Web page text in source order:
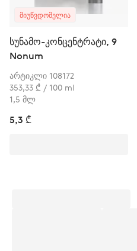
ᲛᲘᲣᲬᲕᲓᲝᲛᲔᲚᲘᲐ
სუნამო-კონცენტრატი, 9
Nonum
არტიკლი 108172
353,33 ₾ / 100 ml
1,5 მლ
5,3 ₾